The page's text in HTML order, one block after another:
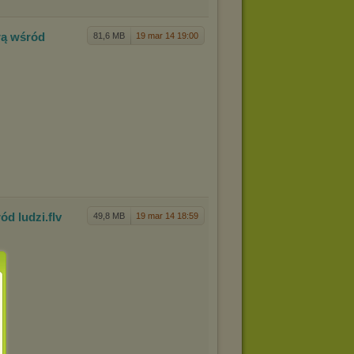
81,6 MB 19 mar 14 19:00
wśród
49,8 MB 19 mar 14 18:59
ludzi.flv